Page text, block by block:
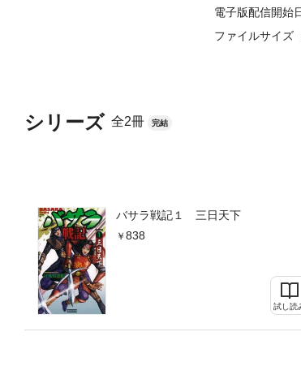
シリーズ 全2冊 完結
バサラ戦記１ 三日天下
838
試し読
電子版配信開始
ファイルサイズ